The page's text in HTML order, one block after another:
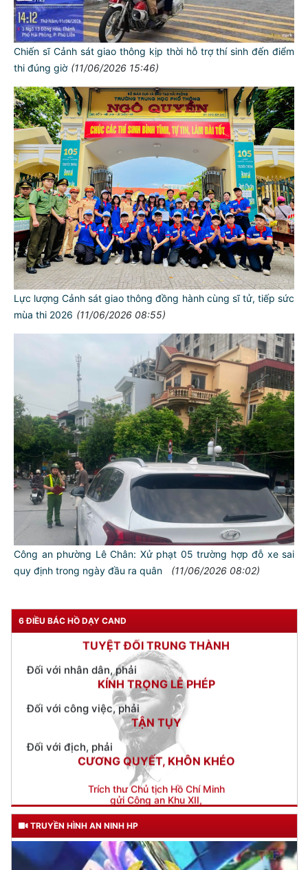
Chiến sĩ Cảnh sát giao thông kịp thời hỗ trợ thí sinh đến điểm
thi đúng giờ (11/06/2026 15:46)
Lực lượng Cảnh sát giao thông đồng hành cùng sĩ tử, tiếp sức
mùa thi 2026 (11/06/2026 08:55)
Công an phường Lê Chân: Xử phạt 05 trường hợp đỗ xe sai
quy định trong ngày đầu ra quân
(11/06/2026 08:02)
6 ĐIỀU BÁC HỒ DẠY CAND
TƯ CÁCH
NGƯỜI CÔNG AN CÁCH MỆNH LÀ:
Đối với tự mình, phải
CẦN, KIỆM, LIÊM, CHÍNH
Đối với đồng sự, phải
THÂN ÁI GIÚP ĐỠ
Đối với nhân dân, phải
KÍNH TRỌNG LỄ PHÉP
Đối với công việc, phải
TẬN TỤY
Đối với địch, phải
CƯƠNG QUYẾT, KHÔN KHÉO
Trích thư Chủ tịch Hồ Chí Minh
gửi Công an Khu XII,
ngày 11 tháng 3 năm 1948.
TRUYỀN HÌNH AN NINH HP